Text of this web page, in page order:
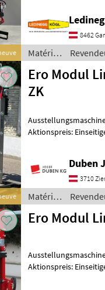
Jahrzehnten Beschreibung:
Der ERO Profil
Laubschneider
Überzeile
8462
Matériels
viticoles
/ Ero
Ero Modul
ZK
Aktionspreis:
inkl. 5 + 1 + 5
Edelstahlmesser,
Schnittlänge 165 c
Duben
3710
Matériels
viticoles
/ Ero
Ero Modul
Aktionspreis: